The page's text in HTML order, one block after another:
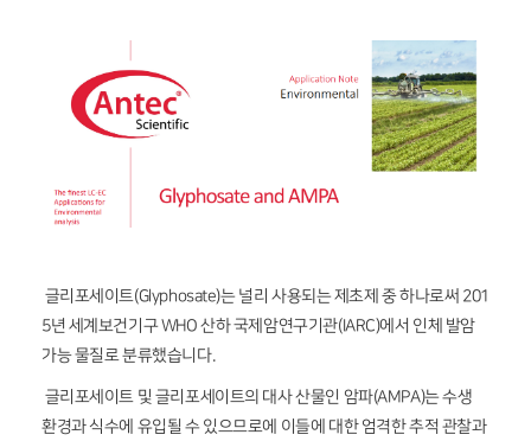
글리포세이트(Glyphosate)는 널리 사용되는 제초제 중 하나로써 201
5년 세계보건기구 WHO 산하 국제암연구기관(IARC)에서 인체 발암
가능 물질로 분류했습니다.
글리포세이트 및 글리포세이트의 대사 산물인 암파(AMPA)는 수생
환경과 식수에 유입될 수 있으므로에 이들에 대한 엄격한 추적 관찰과